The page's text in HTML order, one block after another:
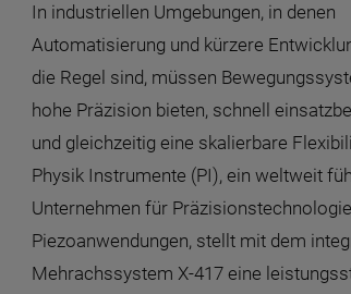
In industriellen Umgebungen, in denen
Automatisierung und kürzere
die Regel sind, müssen
hohe Präzision bieten, schnell
und gleichzeitig eine skalierbare
Physik Instrumente (PI), ein weltweit
Unternehmen für
Piezoanwendungen, stellt mit dem
Mehrachssystem X-417 eine